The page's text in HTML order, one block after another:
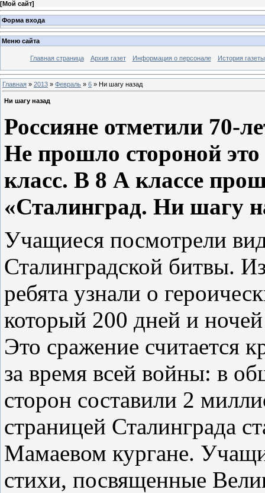
[Мой сайт]
Форма входа
Меню сайта
Главная страница Архив газет Информация о персонале История газеты
Главная » 2013 » Февраль » 6 » Ни шагу назад
Ни шагу назад
Россияне отметили 70-
Не прошло стороной
класс. В 8 А классе
«Сталинград. Ни шагу
Учащиеся посмотрели
Сталинградской битвы.
ребята узнали о
который 200 дней и
Это сражение считается
за время всей войны: в
сторон составили 2
страницей Сталинграда
Мамаевом кургане.
стихи, посвященные